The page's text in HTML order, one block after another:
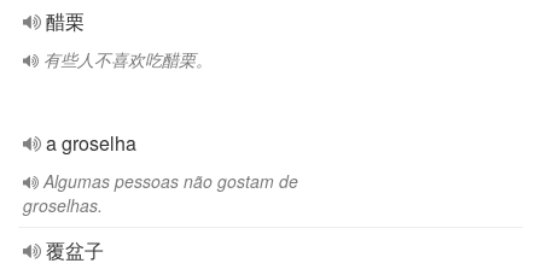
醋栗
有些人不喜欢吃醋栗。
a groselha
Algumas pessoas não gostam de
groselhas.
覆盆子